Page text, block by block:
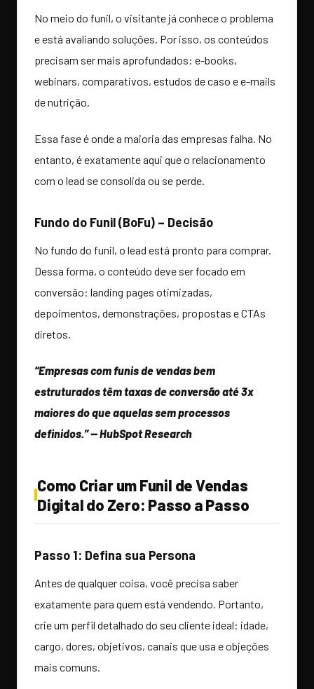
No meio do funil, o visitante já conhece o problema
e está avaliando soluções. Por isso, os conteúdos
precisam ser mais aprofundados: e-books,
webinars, comparativos, estudos de caso e e-mails
de nutrição.
Essa fase é onde a maioria das empresas falha. No
entanto, é exatamente aqui que o relacionamento
com o lead se consolida ou se perde.
Fundo do Funil (BoFu) – Decisão
No fundo do funil, o lead está pronto para comprar.
Dessa forma, o conteúdo deve ser focado em
conversão: landing pages otimizadas,
depoimentos, demonstrações, propostas e CTAs
diretos.
“Empresas com funis de vendas bem
estruturados têm taxas de conversão até 3x
maiores do que aquelas sem processos
definidos.” — HubSpot Research
Como Criar um Funil de Vendas
Digital do Zero: Passo a Passo
Passo 1: Defina sua Persona
Antes de qualquer coisa, você precisa saber
exatamente para quem está vendendo. Portanto,
crie um perfil detalhado do seu cliente ideal: idade,
cargo, dores, objetivos, canais que usa e objeções
mais comuns.